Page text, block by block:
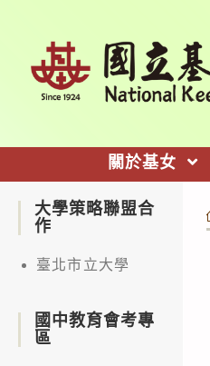
關於基女
大學策略聯盟合
作
臺北市立大學
國中教育會考專
區